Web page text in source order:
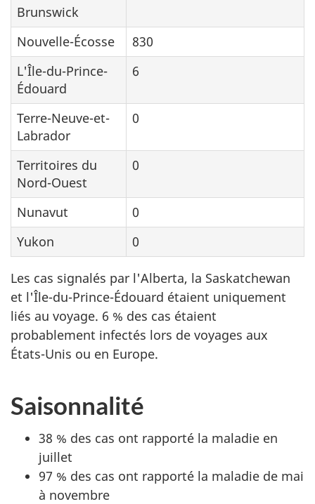
Brunswick
Nouvelle-Écosse
830
L'Île-du-Prince-
Édouard
6
Terre-Neuve-et-
Labrador
0
Territoires du
Nord-Ouest
0
Nunavut
0
Yukon
0
Les cas signalés par l'Alberta, la Saskatchewan
et l'Île-du-Prince-Édouard étaient uniquement
liés au voyage. 6 % des cas étaient
probablement infectés lors de voyages aux
États-Unis ou en Europe.
Saisonnalité
38 % des cas ont rapporté la maladie en
juillet
97 % des cas ont rapporté la maladie de mai
à novembre